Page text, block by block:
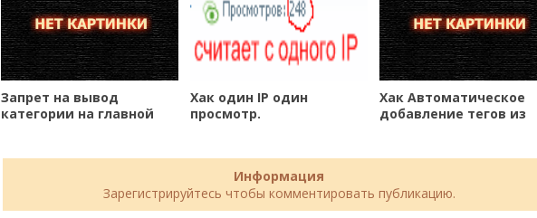
Запрет на вывод
категории на главной
Хак один IP один
просмотр.
Хак Автоматическое
добавление тегов из
Информация
Зарегистрируйтесь чтобы комментировать публикацию.